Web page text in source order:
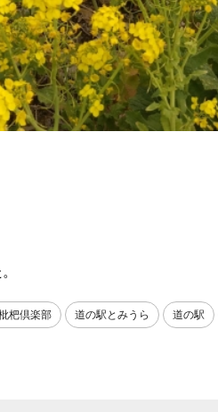
杷倶楽部 道の駅とみうら 道の駅